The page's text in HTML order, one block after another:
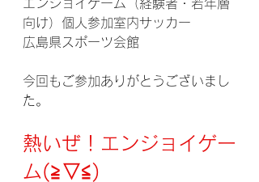
エンジョイゲーム（経験者・若年層
向け）個人参加室内サッカー
広島県スポーツ会館
今回もご参加ありがとうございまし
た。
熱いぜ！エンジョイゲー
ム(≧▽≦)